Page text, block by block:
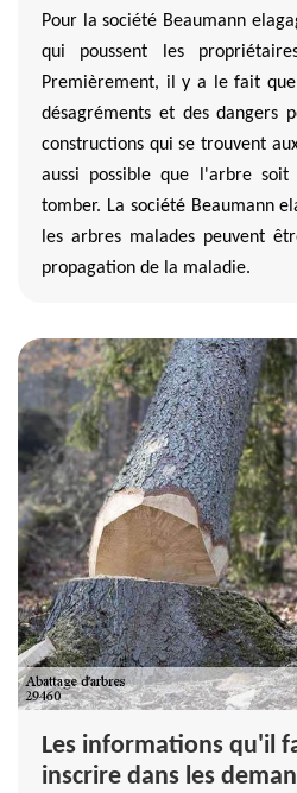
Pour la société Beaumann
qui poussent les
Premièrement, il y a le fait
désagréments et des dangers
constructions qui se trouvent
aussi possible que l'arbre
tomber. La société Beaumann
les arbres malades peuvent
propagation de la maladie.
Les informations qu'il
inscrire dans les